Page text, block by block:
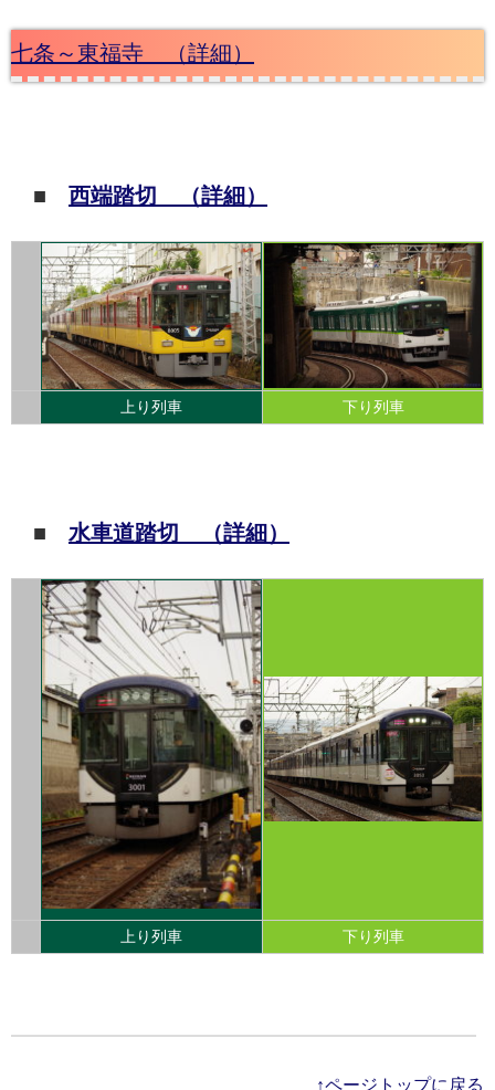
七条～東福寺 （詳細）
■ 西端踏切 （詳細）
上り列車 下り列車
■ 水車道踏切 （詳細）
上り列車 下り列車
↑ページトップに戻る